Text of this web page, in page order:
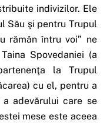
indivizilor. Ele
Său şi pentru Trupul
rămân întru voi” ne
Spovedaniei (a
la Trupul
cu el, pentru a
adevărului care se
mese este aceea